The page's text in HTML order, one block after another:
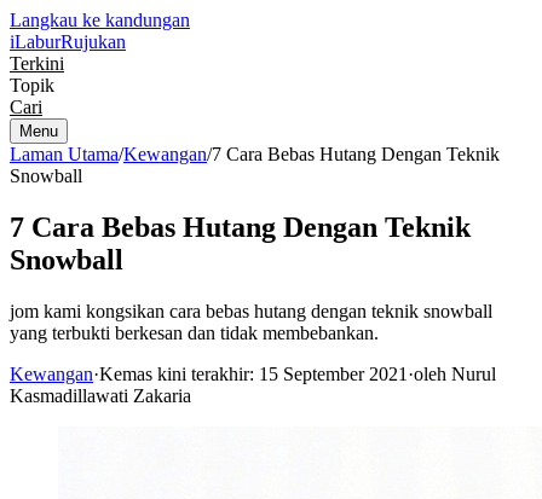
Langkau ke kandungan
iLaburRujukan
Terkini
Topik
Cari
Menu
Laman Utama/Kewangan/7 Cara Bebas Hutang Dengan Teknik
Snowball
7 Cara Bebas Hutang Dengan Teknik
Snowball
jom kami kongsikan cara bebas hutang dengan teknik snowball
yang terbukti berkesan dan tidak membebankan.
Kewangan·Kemas kini terakhir: 15 September 2021 ·oleh Nurul
Kasmadillawati Zakaria